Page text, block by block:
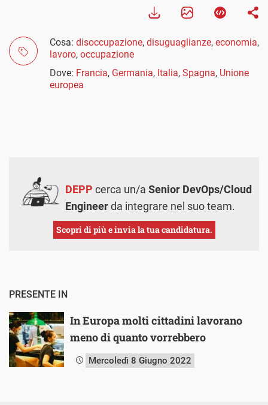
Cosa: disoccupazione, disuguaglianze, economia,
lavoro, occupazione
Dove: Francia, Germania, Italia, Spagna, Unione
europea
DEPP cerca un/a Senior DevOps/Cloud
Engineerda integrare nel suo team.
Scopri di più e invia la tua candidatura.
PRESENTE IN
In Europa molti cittadini lavorano
meno di quanto vorrebbero
Mercoledì 8 Giugno 2022